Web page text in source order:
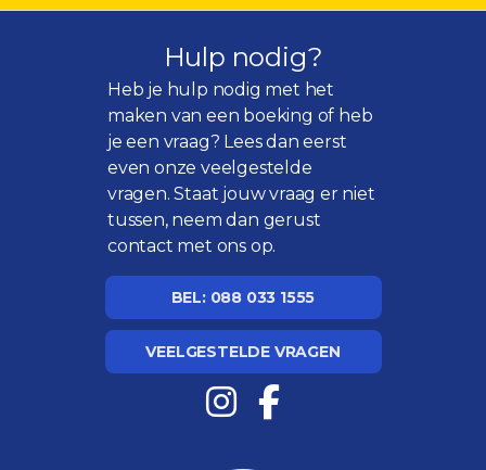
Hulp nodig?
Heb je hulp nodig met het
maken van een boeking of heb
je een vraag? Lees dan eerst
even onzeveelgestelde
vragen. Staat jouw vraag er niet
tussen, neem dan gerust
contact met ons op.
BEL: 088 033 1555
VEELGESTELDE VRAGEN